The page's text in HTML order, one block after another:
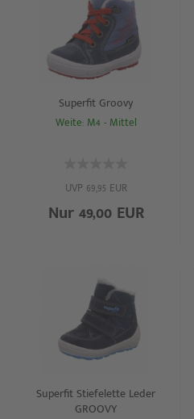
Superfit Groovy
Weite: M4 - Mittel
UVP 69,95 EUR
Nur 49,00 EUR
Superfit Stiefelette Leder
GROOVY